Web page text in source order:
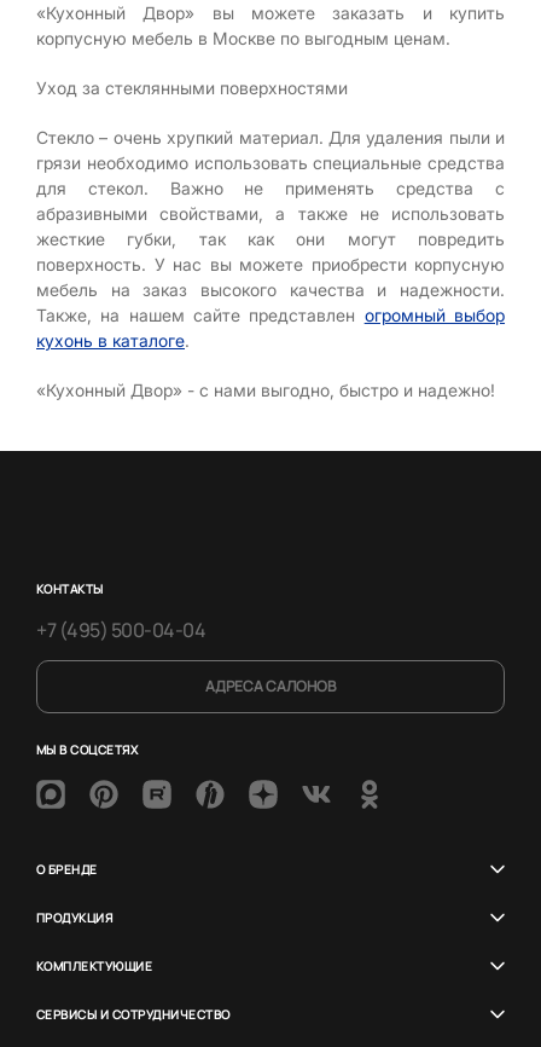
«Кухонный Двор» вы можете заказать и купить
корпусную мебель в Москве по выгодным ценам.
Уход за стеклянными поверхностями
Стекло – очень хрупкий материал. Для удаления пыли и
грязи необходимо использовать специальные средства
для стекол. Важно не применять средства с
абразивными свойствами, а также не использовать
жесткие губки, так как они могут повредить
поверхность. У нас вы можете приобрести корпусную
мебель на заказ высокого качества и надежности.
Также, на нашем сайте представлен огромный выбор
кухонь в каталоге.
«Кухонный Двор» - с нами выгодно, быстро и надежно!
КОНТАКТЫ
+7 (495) 500-04-04
АДРЕСА САЛОНОВ
МЫ В СОЦСЕТЯХ
О БРЕНДЕ
ПРОДУКЦИЯ
КОМПЛЕКТУЮЩИЕ
СЕРВИСЫ И СОТРУДНИЧЕСТВО